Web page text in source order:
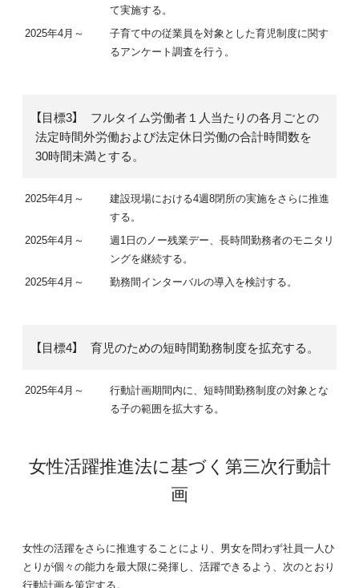
て実施する。
2025年4月～
子育て中の従業員を対象とした育児制度に関す
るアンケート調査を行う。
【目標3】 フルタイム労働者１人当たりの各月ごとの
法定時間外労働および法定休日労働の合計時間数を
30時間未満とする。
2025年4月～
建設現場における4週8閉所の実施をさらに推進
する。
2025年4月～
週1日のノー残業デー、長時間勤務者のモニタリ
ングを継続する。
2025年4月～
勤務間インターバルの導入を検討する。
【目標4】 育児のための短時間勤務制度を拡充する。
2025年4月～
行動計画期間内に、短時間勤務制度の対象とな
る子の範囲を拡大する。
女性活躍推進法に基づく第三次行動計
画
女性の活躍をさらに推進することにより、男女を問わず社員一人ひ
とりが個々の能力を最大限に発揮し、活躍できるよう、次のとおり
行動計画を策定する。